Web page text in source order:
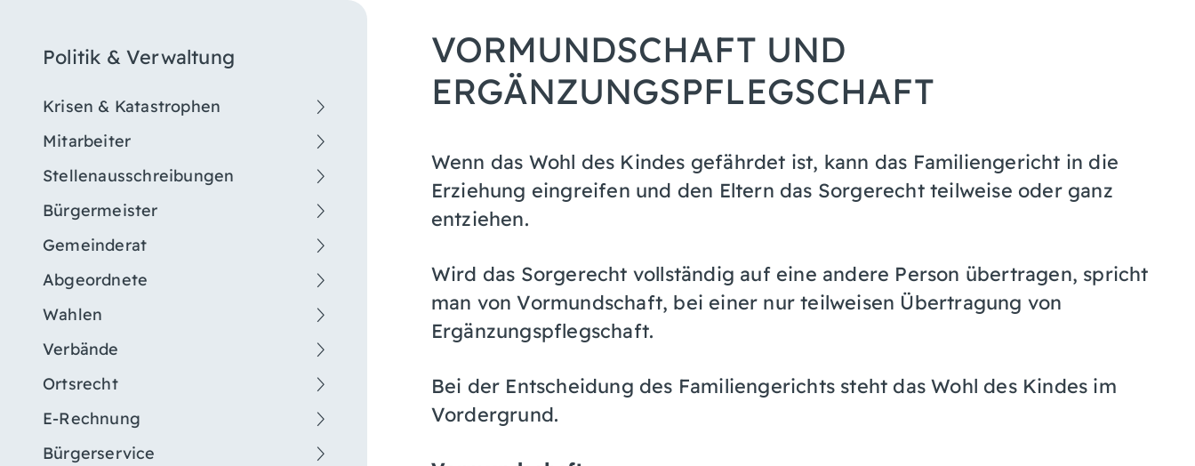
Politik & Verwaltung
Krisen & Katastrophen
Mitarbeiter
Stellenausschreibungen
Bürgermeister
Gemeinderat
Abgeordnete
Wahlen
Verbände
Ortsrecht
E-Rechnung
Bürgerservice
VORMUNDSCHAFT UND
ERGÄNZUNGSPFLEGSCHAFT
Wenn das Wohl des Kindes gefährdet ist, kann das Familiengericht in die
Erziehung eingreifen und den Eltern das Sorgerecht teilweise oder ganz
entziehen.
Wird das Sorgerecht vollständig auf eine andere Person übertragen, spricht
man von Vormundschaft, bei einer nur teilweisen Übertragung von
Ergänzungspflegschaft.
Bei der Entscheidung des Familiengerichts steht das Wohl des Kindes im
Vordergrund.